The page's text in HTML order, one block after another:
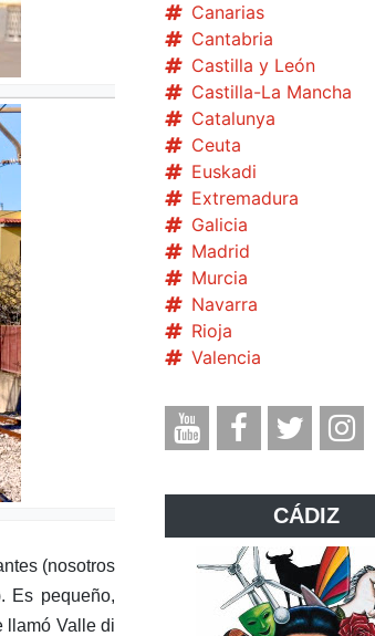
(nosotros
Es pequeño,
llamó Valle di
Canarias
Cantabria
Castilla y León
Castilla-La Mancha
Catalunya
Ceuta
Euskadi
Extremadura
Galicia
Madrid
Murcia
Navarra
Rioja
Valencia
CÁDIZ